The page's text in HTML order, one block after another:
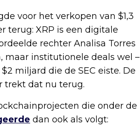
voor het verkopen van $1,3
terug: XRP is een digitale
rechter Analisa Torres
maar institutionele deals wel –
miljard die de SEC eiste. De
trekt dat nu terug.
die onder de
dan ook als volgt: